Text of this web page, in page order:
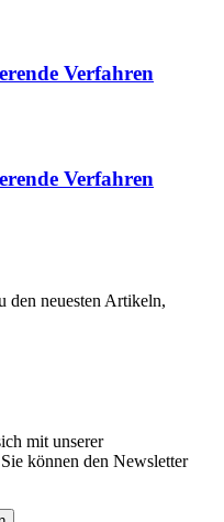
Verfahren
Verfahren
den neuesten Artikeln,
mit unserer
können den Newsletter